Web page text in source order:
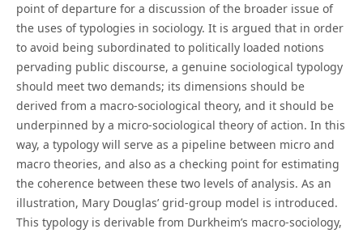
point of departure for a discussion of the broader issue of
the uses of typologies in sociology. It is argued that in order
to avoid being subordinated to politically loaded notions
pervading public discourse, a genuine sociological typology
should meet two demands; its dimensions should be
derived from a macro-sociological theory, and it should be
underpinned by a micro-sociological theory of action. In this
way, a typology will serve as a pipeline between micro and
macro theories, and also as a checking point for estimating
the coherence between these two levels of analysis. As an
illustration, Mary Douglas’ grid-group model is introduced.
This typology is derivable from Durkheim’s macro-sociology,